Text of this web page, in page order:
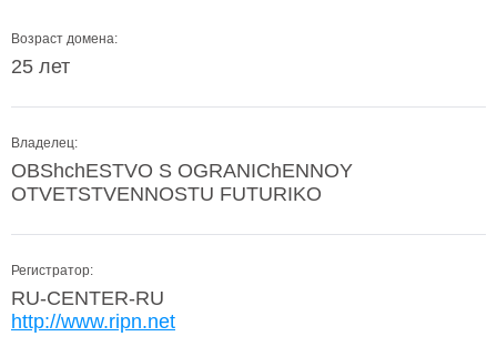
Возраст домена:
25 лет
Владелец:
OBShchESTVO S OGRANIChENNOY
OTVETSTVENNOSTU FUTURIKO
Регистратор:
RU-CENTER-RU
http://www.ripn.net